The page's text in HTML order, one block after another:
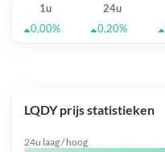
1u 24u
0,00%
0,20%
LQDY prijs statistieken
24u laag / hoog